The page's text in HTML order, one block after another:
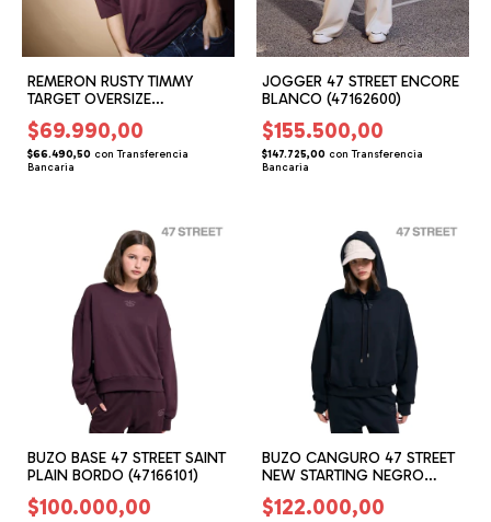
REMERON RUSTY TIMMY
TARGET OVERSIZE
(RG165803)
$69.990,00
$66.490,50 con Transferencia
Bancaria
JOGGER 47 STREET ENCORE
BLANCO (47162600)
$155.500,00
$147.725,00 con Transferencia
Bancaria
BUZO BASE 47 STREET SAINT
PLAIN BORDO (47166101)
$100.000,00
BUZO CANGURO 47 STREET
NEW STARTING NEGRO
(47166201)
$122.000,00